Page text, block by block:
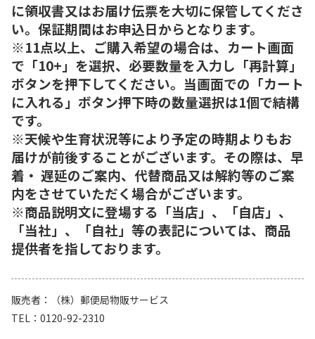
に領収書又はお届け伝票を大切に保管してくださ
い。保証期間はお申込日からとなります。
※11点以上、ご購入希望の場合は、カート画面
で「10+」を選択、必要数量を入力し「再計算」
ボタンを押下してください。当画面での「カート
に入れる」ボタン押下時の数量選択は1個で結構
です。
※天候や生育状況等により予定の時期よりもお
届けが前後することがございます。その際は、早
着・ 遅延のご案内、代替商品又は解約等のご案
内をさせていただく場合がございます。
※商品説明文に登場する「当店」、「自店」、
「当社」、「自社」等の表記については、商品
提供者を指しております。
販売者
（株）郵便局物販サービス
TEL
0120-92-2310